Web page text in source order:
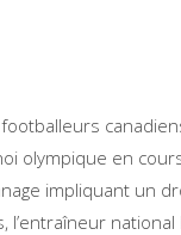
olympique en
impliquant un
l’entraîneur national